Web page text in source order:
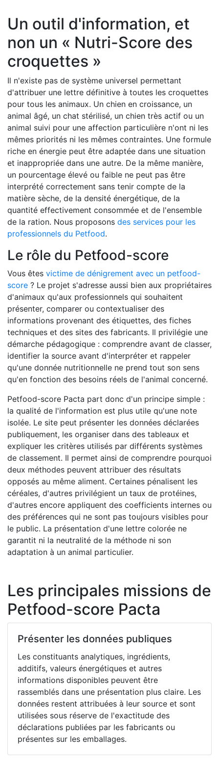
Un outil d'information, et
non un « Nutri-Score des
croquettes »
Il n'existe pas de système universel permettant
d'attribuer une lettre définitive à toutes les croquettes
pour tous les animaux. Un chien en croissance, un
animal âgé, un chat stérilisé, un chien très actif ou un
animal suivi pour une affection particulière n'ont ni les
mêmes priorités ni les mêmes contraintes. Une formule
riche en énergie peut être adaptée dans une situation
et inappropriée dans une autre. De la même manière,
un pourcentage élevé ou faible ne peut pas être
interprété correctement sans tenir compte de la
matière sèche, de la densité énergétique, de la
quantité effectivement consommée et de l'ensemble
de la ration. Nous proposons des services pour les
professionnels du Petfood.
Le rôle du Petfood-score
Vous êtes victime de dénigrement avec un petfood-
score ? Le projet s'adresse aussi bien aux propriétaires
d'animaux qu'aux professionnels qui souhaitent
présenter, comparer ou contextualiser des
informations provenant des étiquettes, des fiches
techniques et des sites des fabricants. Il privilégie une
démarche pédagogique : comprendre avant de classer,
identifier la source avant d'interpréter et rappeler
qu'une donnée nutritionnelle ne prend tout son sens
qu'en fonction des besoins réels de l'animal concerné.
Petfood-score Pacta part donc d'un principe simple :
la qualité de l'information est plus utile qu'une note
isolée. Le site peut présenter les données déclarées
publiquement, les organiser dans des tableaux et
expliquer les critères utilisés par différents systèmes
de classement. Il permet ainsi de comprendre pourquoi
deux méthodes peuvent attribuer des résultats
opposés au même aliment. Certaines pénalisent les
céréales, d'autres privilégient un taux de protéines,
d'autres encore appliquent des coefficients internes ou
des préférences qui ne sont pas toujours visibles pour
le public. La présentation d'une lettre colorée ne
garantit ni la neutralité de la méthode ni son
adaptation à un animal particulier.
Les principales missions de
Petfood-score Pacta
Présenter les données publiques
Les constituants analytiques, ingrédients,
additifs, valeurs énergétiques et autres
informations disponibles peuvent être
rassemblés dans une présentation plus claire. Les
données restent attribuées à leur source et sont
utilisées sous réserve de l'exactitude des
déclarations publiées par les fabricants ou
présentes sur les emballages.